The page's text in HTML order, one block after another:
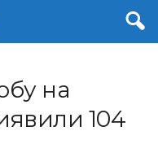
на
104